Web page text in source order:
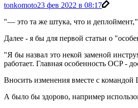
tonkomoto23 фев 2022 в 08:17
"— это та же штука, что и
Далее - я бы для первой статьи о
"Я бы назвал это некой заменой
работает. Главная особенность OCP -
Вносить изменения вместе с командой
А было бы здорово, например